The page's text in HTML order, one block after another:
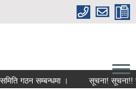
गठन सम्बन्धमा । सूचना! सूचना!!